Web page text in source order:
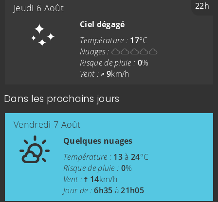
Jeudi 6 Août
22h
Ciel dégagé
Température : 17°C
Nuages :
Risque de pluie : 0%
Vent : 9km/h
Dans les prochains jours
Vendredi 7 Août
Quelques nuages
Température : 13à24°C
Risque de pluie : 0%
Vent : 14km/h
Jour de :6h35 à21h05